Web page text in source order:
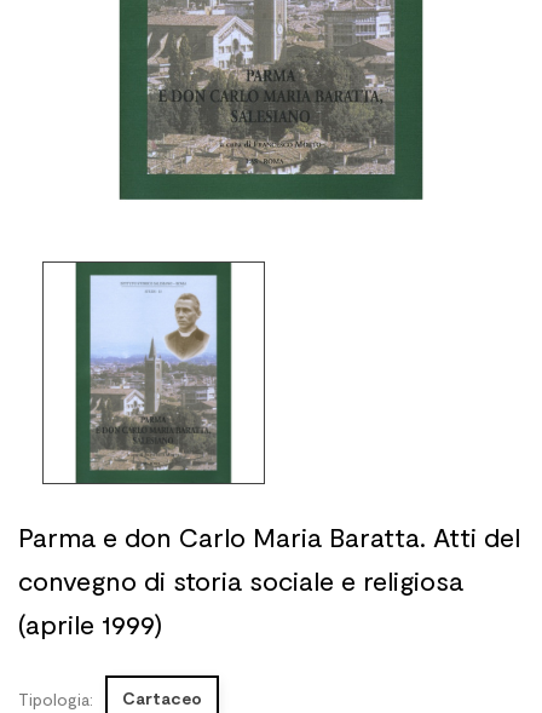
Parma e don Carlo Maria Baratta. Atti del
convegno di storia sociale e religiosa
(aprile 1999)
Tipologia: Cartaceo